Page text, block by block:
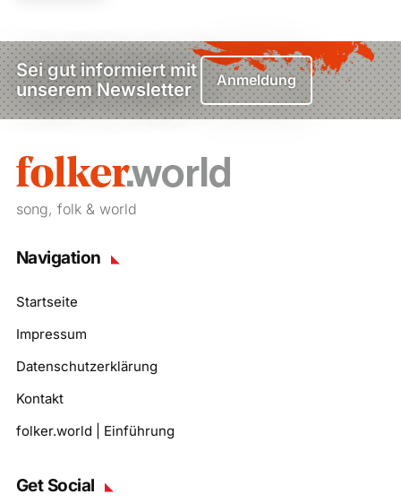
Sei gut informiert mit
unserem Newsletter
Anmeldung
song, folk & world
Navigation
Startseite
Impressum
Datenschutzerklärung
Kontakt
folker.world | Einführung
Get Social